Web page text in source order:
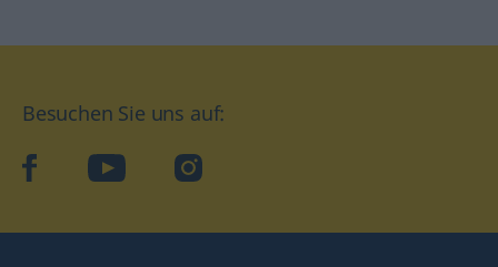
Besuchen Sie uns auf:
facebookYouTube Instagram